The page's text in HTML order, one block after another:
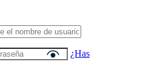
¿Has